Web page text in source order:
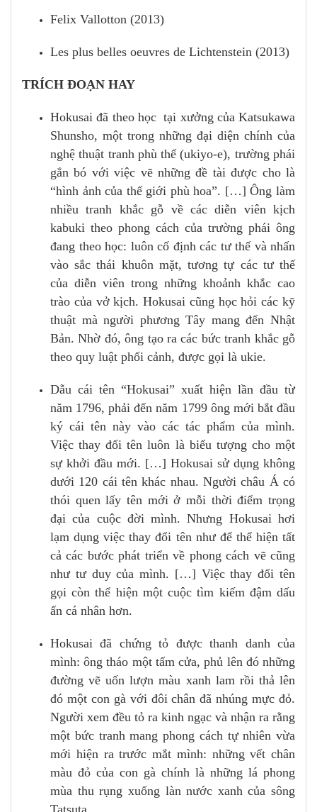
Felix Vallotton (2013)
Les plus belles oeuvres de Lichtenstein (2013)
TRÍCH ĐOẠN HAY
Hokusai đã theo học tại xưởng của Katsukawa
Shunsho, một trong những đại diện chính của
nghệ thuật tranh phù thế (ukiyo-e), trường phái
gắn bó với việc vẽ những đề tài được cho là
“hình ảnh của thế giới phù hoa”. […] Ông làm
nhiều tranh khắc gỗ về các diễn viên kịch
kabuki theo phong cách của trường phái ông
đang theo học: luôn cố định các tư thế và nhấn
vào sắc thái khuôn mặt, tương tự các tư thế
của diễn viên trong những khoảnh khắc cao
trào của vở kịch. Hokusai cũng học hỏi các kỹ
thuật mà người phương Tây mang đến Nhật
Bản. Nhờ đó, ông tạo ra các bức tranh khắc gỗ
theo quy luật phối cảnh, được gọi là ukie.
Dẫu cái tên “Hokusai” xuất hiện lần đầu từ
năm 1796, phải đến năm 1799 ông mới bắt đầu
ký cái tên này vào các tác phẩm của mình.
Việc thay đổi tên luôn là biểu tượng cho một
sự khởi đầu mới. […] Hokusai sử dụng không
dưới 120 cái tên khác nhau. Người châu Á có
thói quen lấy tên mới ở mỗi thời điểm trọng
đại của cuộc đời mình. Nhưng Hokusai hơi
lạm dụng việc thay đổi tên như để thể hiện tất
cả các bước phát triển về phong cách vẽ cũng
như tư duy của mình. […] Việc thay đổi tên
gọi còn thể hiện một cuộc tìm kiếm đậm dấu
ấn cá nhân hơn.
Hokusai đã chứng tỏ được thanh danh của
mình: ông tháo một tấm cửa, phủ lên đó những
đường vẽ uốn lượn màu xanh lam rồi thả lên
đó một con gà với đôi chân đã nhúng mực đỏ.
Người xem đều tỏ ra kinh ngạc và nhận ra rằng
một bức tranh mang phong cách tự nhiên vừa
mới hiện ra trước mắt mình: những vết chân
màu đỏ của con gà chính là những lá phong
mùa thu rụng xuống làn nước xanh của sông
Tatsuta.